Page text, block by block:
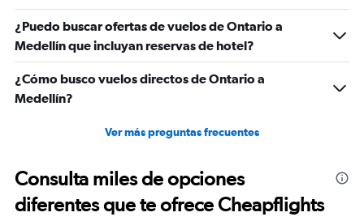
¿Puedo buscar ofertas de vuelos de Ontario a
Medellín que incluyan reservas de hotel?
¿Cómo busco vuelos directos de Ontario a
Medellín?
Ver más preguntas frecuentes
Consulta miles de opciones
diferentes que te ofrece Cheapflights